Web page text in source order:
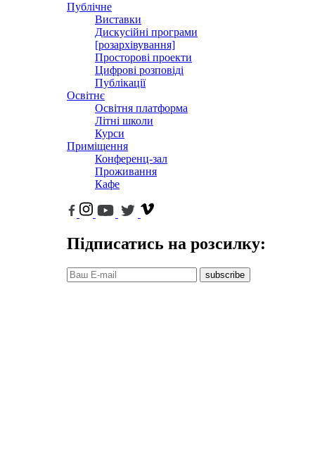
Публічне
Виставки
Дискусійні програми
[розархівування]
Просторові проекти
Цифрові розповіді
Публікації
Освітнє
Освітня платформа
Літні школи
Курси
Приміщення
Конференц-зал
Проживання
Кафе
Підписатись на розсилку:
subscribe